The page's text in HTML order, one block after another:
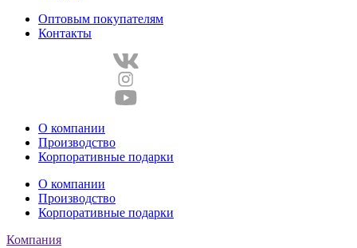
Оптовым покупателям
Контакты
О компании
Производство
Корпоративные подарки
О компании
Производство
Корпоративные подарки
Компания